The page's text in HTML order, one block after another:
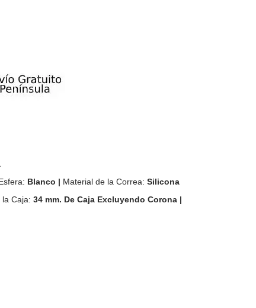
Blanco | Material de la Correa: Silicona
la Caja: 34mm. De Caja Excluyendo Corona |